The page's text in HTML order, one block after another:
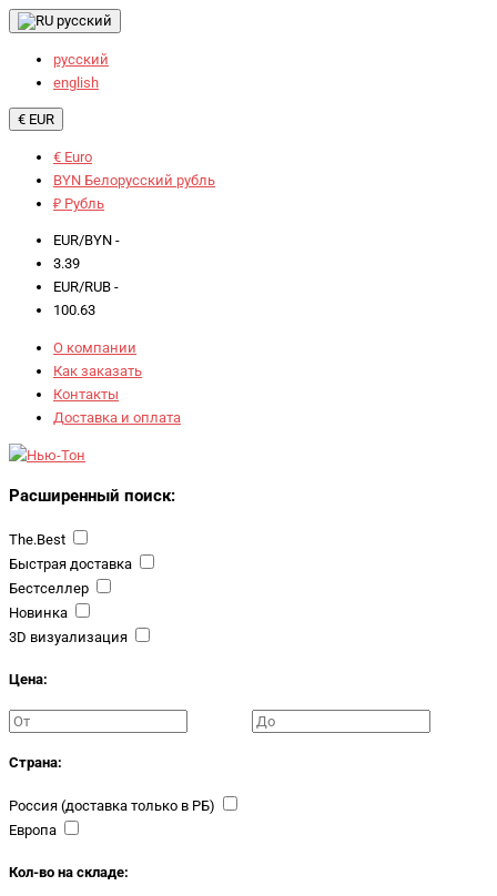
русский
русский
english
€ EUR
€ Euro
BYN Белорусский рубль
₽ Рубль
EUR/BYN -
3.39
EUR/RUB -
100.63
О компании
Как заказать
Контакты
Доставка и оплата
Расширенный поиск:
The.Best
Быстрая доставка
Бестселлер
Новинка
3D визуализация
Цена:
Страна:
Россия (доставка только в РБ)
Европа
Кол-во на складе: